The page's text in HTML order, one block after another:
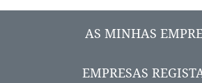
AS MINHAS
EMPRESAS